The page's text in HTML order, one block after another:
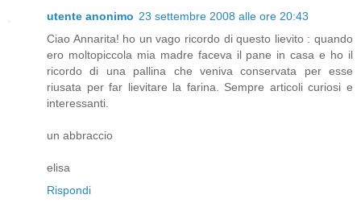
utente anonimo 23 settembre 2008 alle ore 20:43
Ciao Annarita! ho un vago ricordo di questo lievito : quando
ero moltopiccola mia madre faceva il pane in casa e ho il
ricordo di una pallina che veniva conservata per esse
riusata per far lievitare la farina. Sempre articoli curiosi e
interessanti.
un abbraccio
elisa
Rispondi